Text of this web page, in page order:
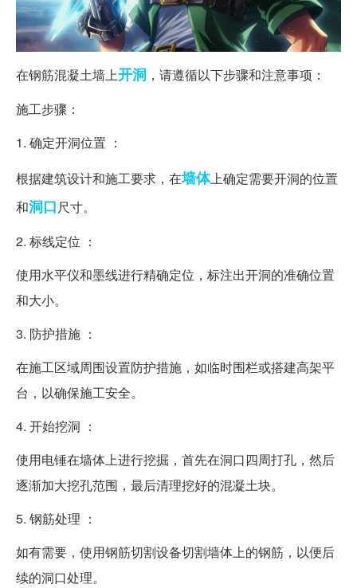
在钢筋混凝土墙上开洞 ，请遵循以下步骤和注意事项：
施工步骤：
1. 确定开洞位置 ：
根据建筑设计和施工要求，在墙体上确定需要开洞的位置
和洞口尺寸。
2. 标线定位 ：
使用水平仪和墨线进行精确定位，标注出开洞的准确位置
和大小。
3. 防护措施 ：
在施工区域周围设置防护措施，如临时围栏或搭建高架平
台，以确保施工安全。
4. 开始挖洞 ：
使用电锤在墙体上进行挖掘，首先在洞口四周打孔，然后
逐渐加大挖孔范围，最后清理挖好的混凝土块。
5. 钢筋处理 ：
如有需要，使用钢筋切割设备切割墙体上的钢筋，以便后
续的洞口处理。